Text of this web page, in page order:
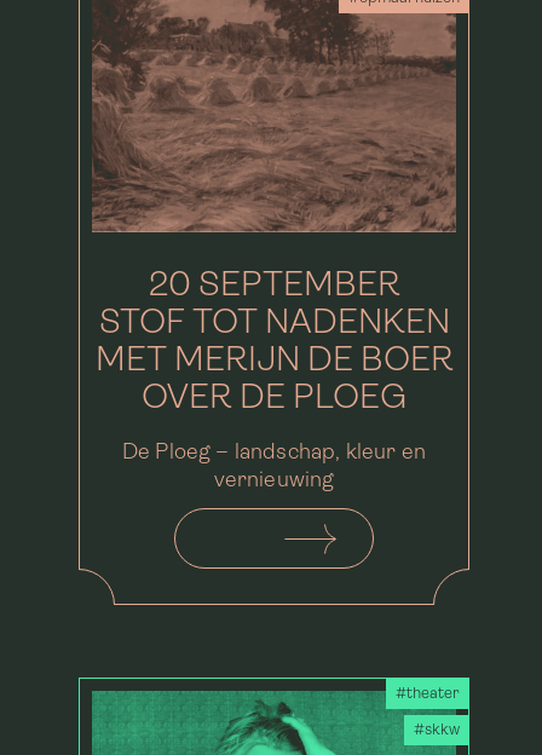
20 SEPTEMBER
STOF TOT NADENKEN
MET MERIJN DE BOER
OVER DE PLOEG
De Ploeg – landschap, kleur en
vernieuwing
#theater
#skkw